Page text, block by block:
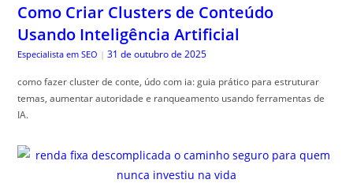
Como Criar Clusters de Conteúdo
Usando Inteligência Artificial
Especialista em SEO | 31 de outubro de 2025
como fazer cluster de conte, údo com ia: guia prático para estruturar
temas, aumentar autoridade e ranqueamento usando ferramentas de
IA.